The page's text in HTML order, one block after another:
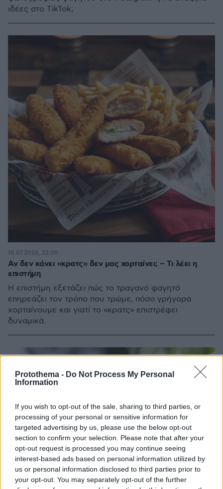
Protothema - Do Not Process My Personal
Information
If you wish to opt-out of the sale, sharing to third parties, or
processing of your personal or sensitive information for
targeted advertising by us, please use the below opt-out
section to confirm your selection. Please note that after your
opt-out request is processed you may continue seeing
interest-based ads based on personal information utilized by
us or personal information disclosed to third parties prior to
your opt-out. You may separately opt-out of the further
ιδέες στο TikTok;
Αν δεν κάνει «κρατς» δεν μας χορταίνει; – Τι λέει η
επιστήμη
Η επιστήμη εξετάζει πώς το τραγανό φαγητό
επηρεάζει τον τρόπο που τρώμε, πόσο γρήγορα
χορταίνουμε και γιατί το «κρατς» επιστρέφει
δυναμικά.
18.07.2026, 22:00